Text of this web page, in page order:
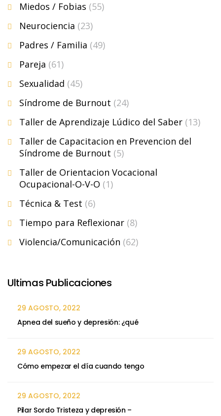
Miedos / Fobias (55)
Neurociencia (23)
Padres / Familia (49)
Pareja (61)
Sexualidad (45)
Síndrome de Burnout (24)
Taller de Aprendizaje Lúdico del Saber (13)
Taller de Capacitacion en Prevencion del
Síndrome de Burnout (5)
Taller de Orientacion Vocacional
Ocupacional-O-V-O (1)
Técnica & Test (6)
Tiempo para Reflexionar (8)
Violencia/Comunicación (62)
Ultimas Publicaciones
29 AGOSTO, 2022
Apnea del sueño y depresión: ¿qué
29 AGOSTO, 2022
Cómo empezar el día cuando tengo
29 AGOSTO, 2022
Pilar Sordo Tristeza y depresión –